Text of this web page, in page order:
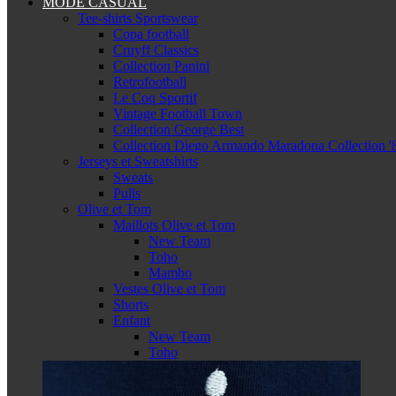
Tee-shirts Sportswear
Copa football
Cruyff Classics
Collection Panini
Retrofootball
Le Coq Sportif
Vintage Football Town
Collection George Best
Collection Diego Armando Maradona Collection
Jerseys et Sweatshirts
Sweats
Pulls
Olive et Tom
Maillots Olive et Tom
New Team
Toho
Mambo
Vestes Olive et Tom
Shorts
Enfant
New Team
Toho